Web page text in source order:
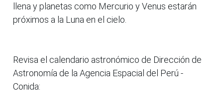
llena y planetas como Mercurio y Venus estarán
próximos a la Luna en el cielo.
Revisa el calendario astronómico de Dirección de
Astronomía de la Agencia Espacial del Perú -
Conida: